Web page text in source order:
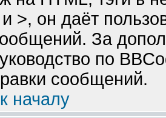
>, он даёт
За
по
сообщений.
началу